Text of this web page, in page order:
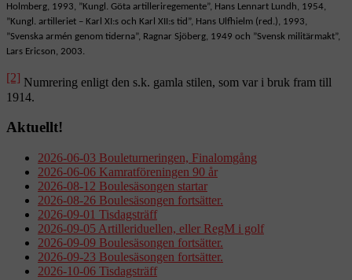
Holmberg, 1993, ”Kungl. Göta artilleriregemente”, Hans Lennart Lundh, 1954,
”Kungl. artilleriet – Karl XI:s och Karl XII:s tid”, Hans Ulfhielm (red.), 1993,
”Svenska armén genom tiderna”, Ragnar Sjöberg, 1949 och ”Svensk militärmakt”,
Lars Ericson, 2003.
[2] Numrering enligt den s.k. gamla stilen, som var i bruk fram till
1914.
Aktuellt!
2026-06-03 Bouleturneringen, Finalomgång
2026-06-06 Kamratföreningen 90 år
2026-08-12 Boulesäsongen startar
2026-08-26 Boulesäsongen fortsätter.
2026-09-01 Tisdagsträff
2026-09-05 Artilleriduellen, eller RegM i golf
2026-09-09 Boulesäsongen fortsätter.
2026-09-23 Boulesäsongen fortsätter.
2026-10-06 Tisdagsträff